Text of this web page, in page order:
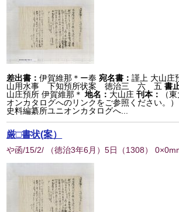
差出書：伊賀維那＊ー奉 宛名書：謹上 大山庄
山用水事 下知預所状案 徳治三 六 五 書
山庄預所 伊賀維那＊ 地名： 大山庄 刊本：
（
オンカタログへのリンクをご参照ください。）
史料編纂所ユニオンカタログへ...
厳□書状(案）
や函/15/2/ （徳治3年6月）5日 （1308）